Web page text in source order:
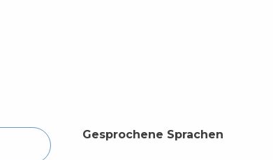
Gesprochene Sprachen
Gesprochene Sprachen